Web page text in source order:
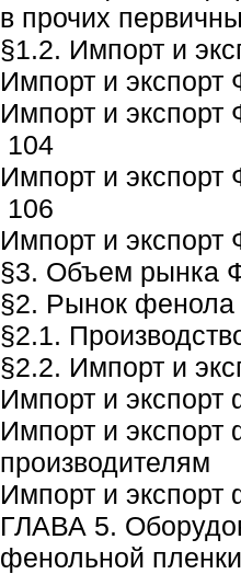
в прочих
§1.2. Импорт и
Импорт и
Импорт и
104
Импорт и
106
Импорт и
§3. Объем рынка
§2. Рынок
§2.1.
§2.2. Импорт и
Импорт и
Импорт и экспорт
производителям
Импорт и
ГЛАВА 5.
фенольной